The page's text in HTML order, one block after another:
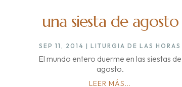
una siesta de agosto
SEP 11, 2014 |LITURGIA DE LAS HORAS
El mundo entero duerme en las siestas de
agosto.
LEER MÁS...